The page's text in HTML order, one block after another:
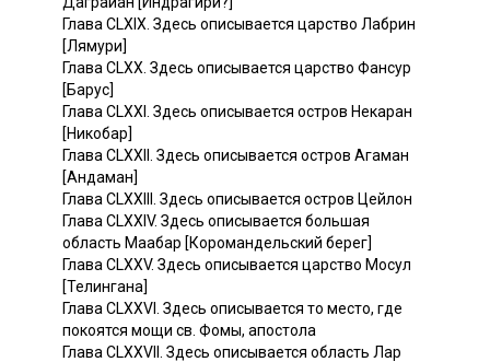
Глава CLXIX. Здесь описывается царство Лабрин
[Лямури]
Глава CLXX. Здесь описывается царство Фансур
[Барус]
Глава CLXXI. Здесь описывается остров Некаран
[Никобар]
Глава CLXXII. Здесь описывается остров Агаман
[Андаман]
Глава CLXXIII. Здесь описывается остров Цейлон
Глава CLXXIV. Здесь описывается большая
область Маабар [Коромандельский берег]
Глава CLXXV. Здесь описывается царство Мосул
[Телингана]
Глава CLXXVI. Здесь описывается то место, где
покоятся мощи св. Фомы, апостола
Глава CLXXVII. Здесь описывается область Лар